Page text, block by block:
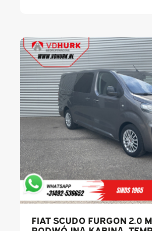
FIAT SCUDO FURGON 2.0